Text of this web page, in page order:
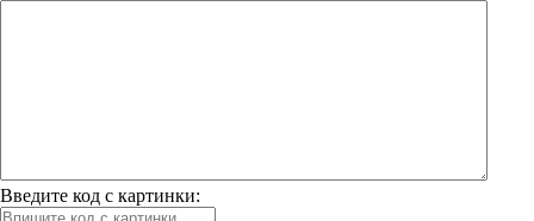
Введите код с картинки: